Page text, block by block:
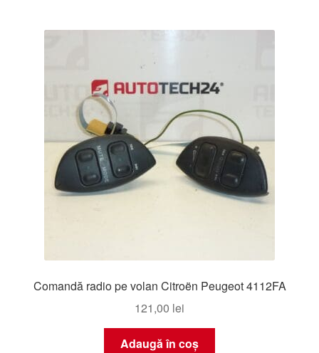
Comandă radio pe volan Citroën Peugeot 4112FA
121,00 lei
Adaugă în coș